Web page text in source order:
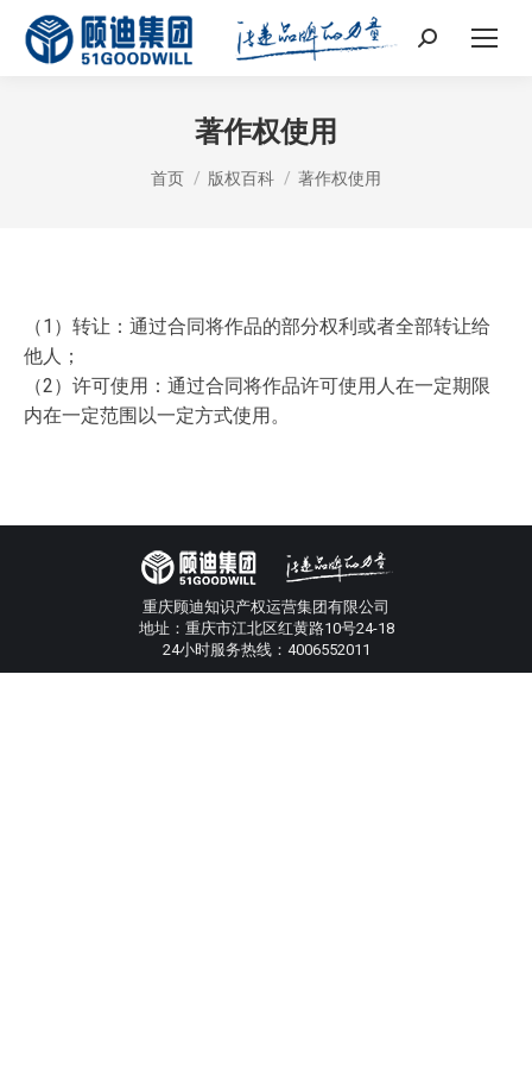
Search:
著作权使用
您在这里：
首页 版权百科 著作权使用
（1）转让：通过合同将作品的部分权利或者全部转让给
他人；
（2）许可使用：通过合同将作品许可使用人在一定期限
内在一定范围以一定方式使用。
重庆顾迪知识产权运营集团有限公司
地址：重庆市江北区红黄路10号24-18
24小时服务热线：4006552011